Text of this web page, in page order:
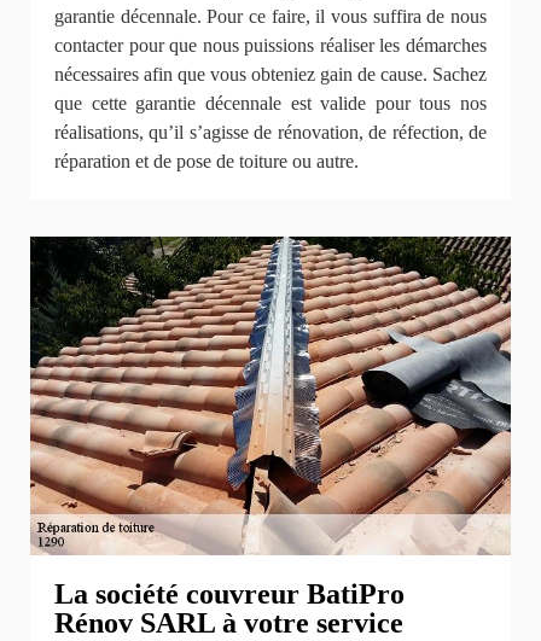
garantie décennale. Pour ce faire, il vous suffira de nous
contacter pour que nous puissions réaliser les démarches
nécessaires afin que vous obteniez gain de cause. Sachez
que cette garantie décennale est valide pour tous nos
réalisations, qu’il s’agisse de rénovation, de réfection, de
réparation et de pose de toiture ou autre.
La société couvreur BatiPro
Rénov SARL à votre service